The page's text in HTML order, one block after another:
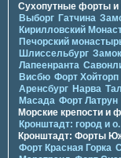
Сухопутные форты и
Выборг Гатчина
Кирилловский
Печорcкий
Шлиссельбург
Лапеенранта
Висбю Форт Хойторп
Аренсбург Нарва
Масада Форт Латрун
Морские крепости и
Кронштадт: город и
Кронштадт: Форты
Форт Красная Горка